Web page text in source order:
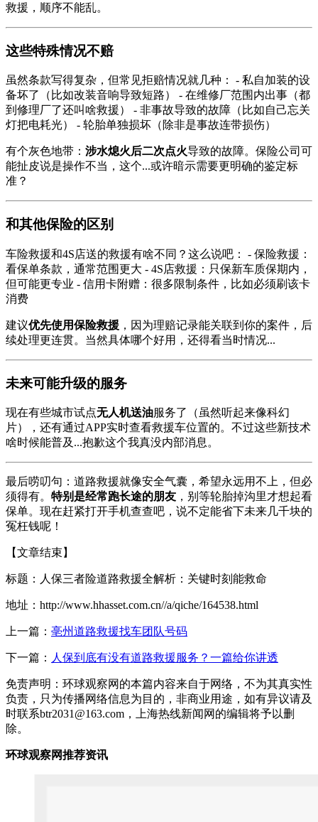
救援，顺序不能乱。
这些特殊情况不赔
虽然条款写得复杂，但常见拒赔情况就几种： - 私自加装的设
备坏了（比如改装音响导致短路） - 在维修厂范围内出事（都
到修理厂了还叫啥救援） - 非事故导致的故障（比如自己忘关
灯把电耗光） - 轮胎单独损坏（除非是事故连带损伤）
有个灰色地带： 涉水熄火后二次点火导致的故障。保险公司可
能扯皮说是操作不当，这个...或许暗示需要更明确的鉴定标
准？
和其他保险的区别
车险救援和4S店送的救援有啥不同？这么说吧： - 保险救援：
看保单条款，通常范围更大 - 4S店救援：只保新车质保期内，
但可能更专业 - 信用卡附赠：很多限制条件，比如必须刷该卡
消费
建议优先使用保险救援 ，因为理赔记录能关联到你的案件，后
续处理更连贯。当然具体哪个好用，还得看当时情况...
未来可能升级的服务
现在有些城市试点无人机送油服务了（虽然听起来像科幻
片），还有通过APP实时查看救援车位置的。不过这些新技术
啥时候能普及...抱歉这个我真没内部消息。
最后唠叨句：道路救援就像安全气囊，希望永远用不上，但必
须得有。 特别是经常跑长途的朋友 ，别等轮胎掉沟里才想起看
保单。现在赶紧打开手机查查吧，说不定能省下未来几千块的
冤枉钱呢！
【文章结束】
标题：人保三者险道路救援全解析：关键时刻能救命
地址：http://www.hhasset.com.cn//a/qiche/164538.html
上一篇： 亳州道路救援找车团队号码
下一篇： 人保到底有没有道路救援服务？一篇给你讲透
免责声明：环球观察网的本篇内容来自于网络，不为其真实性
负责，只为传播网络信息为目的，非商业用途，如有异议请及
时联系btr2031@163.com，上海热线新闻网的编辑将予以删
除。
环球观察网推荐资讯